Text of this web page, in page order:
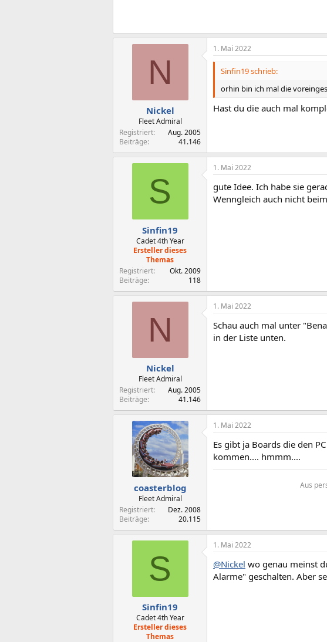
N
Nickel
Fleet Admiral
Registriert
Aug. 2005
Beiträge
41.146
1. Mai 2022
Sinfin19 schrieb:
orhin bin ich mal die
Hast du die auch mal
S
Sinfin19
Cadet 4th Year
Ersteller dieses
Themas
Registriert
Okt. 2009
Beiträge
118
1. Mai 2022
gute Idee. Ich habe sie
Wenngleich auch nicht
N
Nickel
Fleet Admiral
Registriert
Aug. 2005
Beiträge
41.146
1. Mai 2022
Schau auch mal unter
in der Liste unten.
coasterblog
Fleet Admiral
Registriert
Dez. 2008
Beiträge
20.115
1. Mai 2022
Es gibt ja Boards die den
kommen.... hmmm....
Aus
S
Sinfin19
Cadet 4th Year
Ersteller dieses
Themas
1. Mai 2022
@Nickel wo genau meinst
Alarme" geschalten. Aber